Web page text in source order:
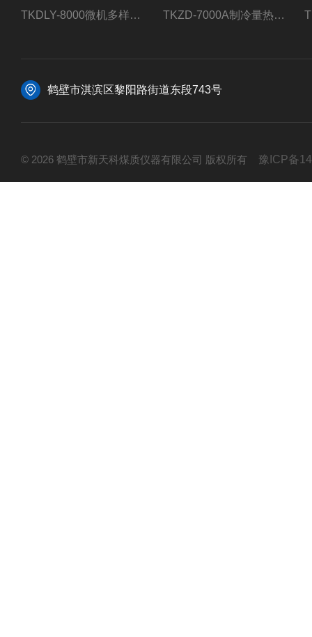
TKDLY-8000微机多样测硫仪自动定硫仪化验室硫含量测定 TKZD-7000A制冷量热仪自动升降热值仪煤质检测
鹤壁市淇滨区黎阳路街道东段743号
© 2026 鹤壁市新天科煤质仪器有限公司 版权所有 豫ICP备